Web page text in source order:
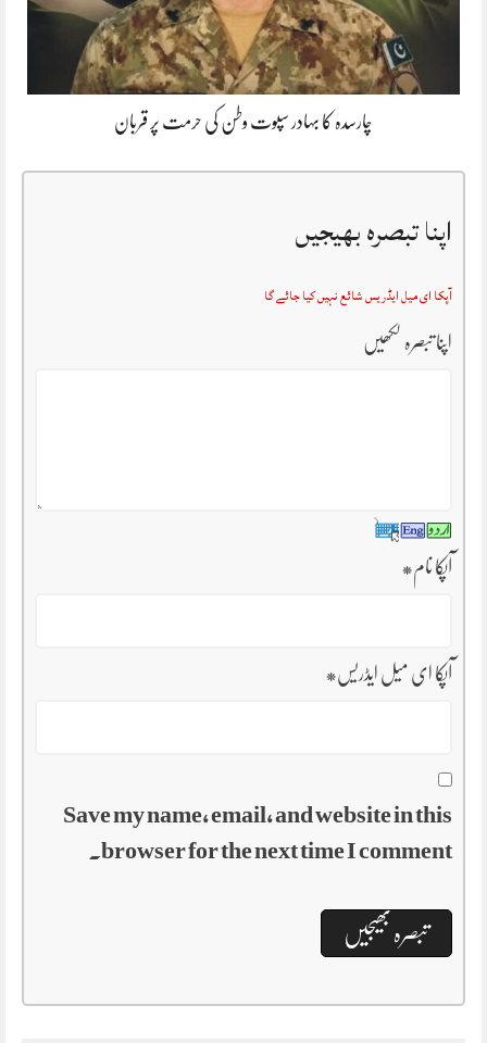
چارسدہ کا بہادر سپوت وطن کی حرمت پر قربان
اپنا تبصرہ بھیجیں
آپکا ای میل ایڈریس شائع نہیں کیا جائے گا
اپنا تبصرہ لکھیں
آپکا نام*
آپکا ای میل ایڈریس*
Save my name, email, and website in this
browser for the next time I comment.